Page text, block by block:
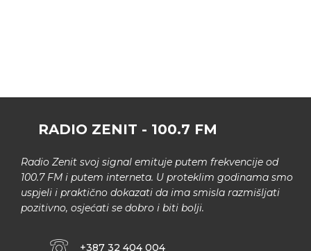
RADIO ZENIT - 100.7 FM
Radio Zenit svoj signal emituje putem frekvencije od
100.7 FM i putem interneta. U proteklim godinama smo
uspjeli i praktično dokazati da ima smisla razmišljati
pozitivno, osjećati se dobro i biti bolji.
+387 32 404 004